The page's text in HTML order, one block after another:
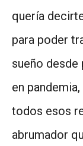
quería
para poder
sueño desde
en
todos esos
abrumador